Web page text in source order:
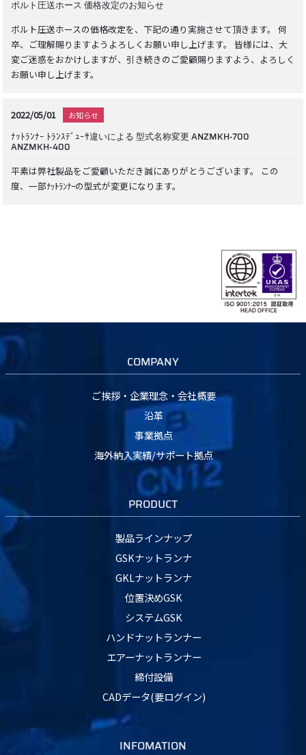
ボルト圧送ホース 価格改定のお知らせ
ボルト圧送ホースの価格改定を、下記の通り実施させて頂きます。 何
卒、ご理解賜りますようよろしくお願い申し上げます。 皆様には、大
変ご迷惑をおかけしますが、引き続きのご愛顧賜りますよう、よろしく
お願い申し上げます。
2022/05/01 お知らせ
ﾅｯﾄﾗﾝﾅｰ ﾄﾗﾝｽﾃﾞｭｰｻ違いによる 型式名称変更 ANZMKH-700
ANZMKH-400
平素は弊社製品をご愛顧いただき誠にありがとうございます。 この
度、一部ﾅｯﾄﾗﾝﾅｰの型式が変更になります。
COMPANY
ご挨拶・企業理念・会社概要
沿革
事業拠点
海外納入実績/サポート拠点
PRODUCT
製品ラインナップ
GSKナットランナ
GKLナットランナ
位置決めGSK
システムGSK
ハンドナットランナー
エアーナットランナー
締付設備
CADデータ(要ログイン)
INFOMATION